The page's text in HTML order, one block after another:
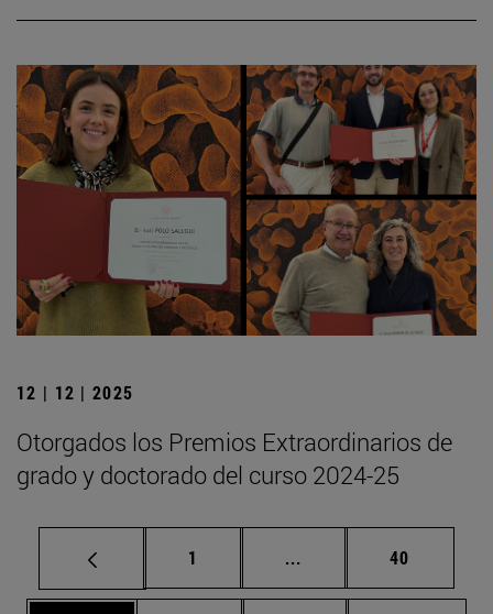
12 | 12 | 2025
Otorgados los Premios Extraordinarios de
grado y doctorado del curso 2024-25
Página
1 ... Páginas intermedias
Página
40